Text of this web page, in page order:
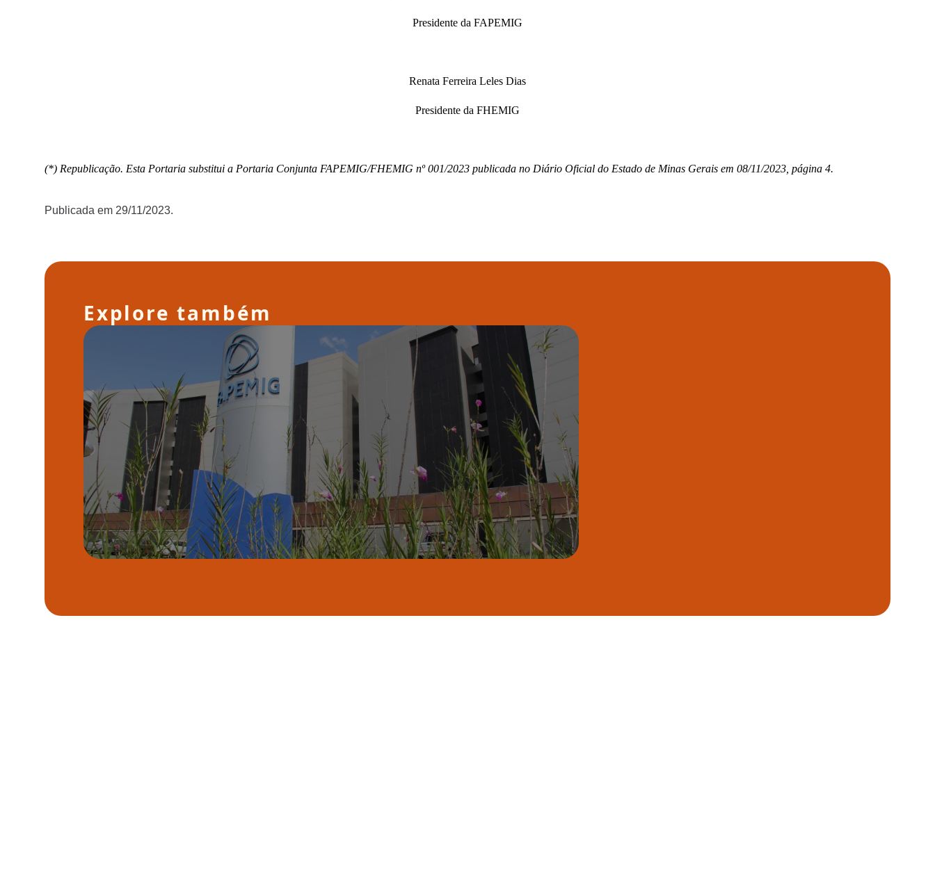
Presidente da FAPEMIG
Renata Ferreira Leles Dias
Presidente da FHEMIG
(*) Republicação. Esta Portaria substitui a Portaria Conjunta FAPEMIG/FHEMIG nº 001/2023 publicada no Diário Oficial do Estado de Minas Gerais em 08/11/2023, página 4.
Publicada em 29/11/2023.
Explore também